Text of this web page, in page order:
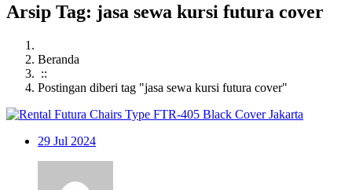
Arsip Tag: jasa sewa kursi futura cover
Beranda
::
Postingan diberi tag "jasa sewa kursi futura cover"
29 Jul 2024